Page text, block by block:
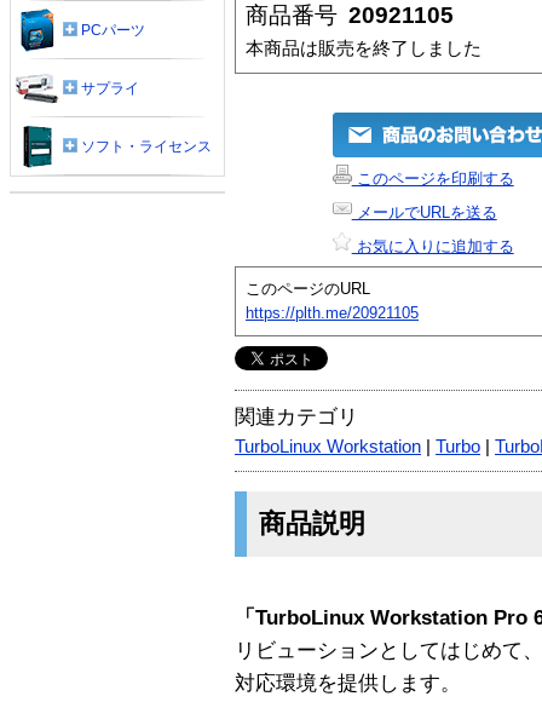
商品番号 20921105
本商品は販売を終了しました
このページを印刷する
メールでURLを送る
お気に入りに追加する
このページのURL
https://plth.me/20921105
関連カテゴリ
TurboLinux Workstation Turbo
商品説明
「TurboLinux Workstation Pro
リビューションとしてはじめて
対応環境を提供します。
PCパーツ
サプライ
ソフト・ライセンス